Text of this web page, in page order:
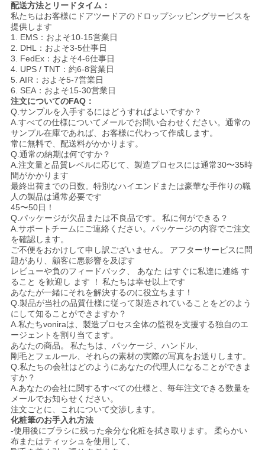
配送方法とリードタイム：
私たちはお客様にドアツードアのドロップシッピングサービスを
提供します
1. EMS：およそ10-15営業日
2. DHL：およそ3-5仕事日
3. FedEx：およそ4-6仕事日
4. UPS / TNT：約6-8営業日
5. AIR：およそ5-7営業日
6. SEA：およそ15-30営業日
注文についてのFAQ：
Q.サンプルを入手するにはどうすればよいですか？
A.すべての仕様についてメールでお問い合わせください。通常の
サンプル在庫であれば、お客様に代わって作成します。
常に無料で、配送料がかかります。
Q.通常の納期は何ですか？
A.注文量と品質レベルに応じて、製造プロセスには通常30〜35時
間がかかります
最終出荷までの日数。特別なハイエンドまたは豪華な手作りの職
人の製品は通常必要です
45〜50日！
Q.パッケージが欠品または不良品です。
私に何ができる？
A.サポートチームにご連絡ください。パッケージの内容でご注文
を確認します。
ご不便をおかけして申し訳ございません。
アフターサービスに問
題があり、顧客に悪影響を及ぼす
レビューや負のフィードバック、
あなた はすぐに私達に連絡 す
ること を歓迎し ます ！ 私たちは幸せ以上です
あなたが一緒にそれを解決するのに役立ちます！
Q.製品が当社の品質仕様に従って製造されていることをどのよう
にして知ることができますか？
A.私たちvoniraは、製造プロセス全体の監視を支援する独自のエ
ージェントを割り当てます。
あなたの商品。
私たちは、パッケージ、ハンドル、
剛毛とフェルール、それらの素材の実際の写真をお送りします。
Q.私たちの会社はどのようにあなたの代理人になることができま
すか？
A.あなたの会社に関するすべての仕様と、毎年注文できる数量を
メールでお知らせください。
注文ごとに、これについて交渉します。
化粧筆のお手入れ方法
-使用後にブラシに残った余分な化粧を拭き取ります。
柔らかい
布またはティッシュを使用して、